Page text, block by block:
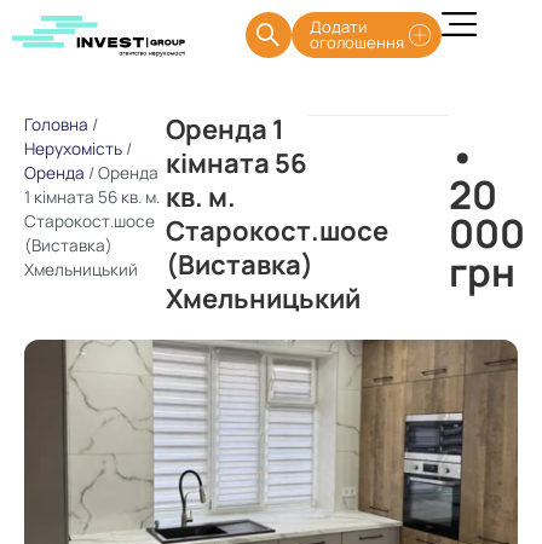
Додати
оголошення
Головна /
Нерухомість /
Оренда /Оренда
1 кімната 56 кв. м.
Старокост.шосе
(Виставка)
Хмельницький
Оренда 1
кімната 56
кв. м.
Старокост.шосе
(Виставка)
Хмельницький
•
20
000
грн